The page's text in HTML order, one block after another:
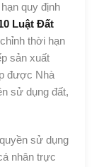
quy định
Luật Đất
thời hạn
sản xuất
được Nhà
sử dụng đất,
sử dụng
nhân trực